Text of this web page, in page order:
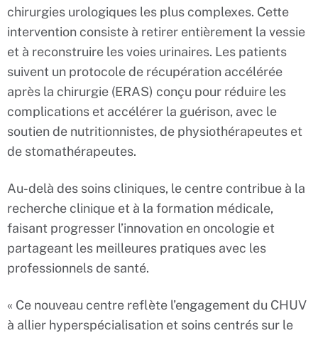
chirurgies urologiques les plus complexes. Cette
intervention consiste à retirer entièrement la vessie
et à reconstruire les voies urinaires. Les patients
suivent un protocole de récupération accélérée
après la chirurgie (ERAS) conçu pour réduire les
complications et accélérer la guérison, avec le
soutien de nutritionnistes, de physiothérapeutes et
de stomathérapeutes.
Au-delà des soins cliniques, le centre contribue à la
recherche clinique et à la formation médicale,
faisant progresser l’innovation en oncologie et
partageant les meilleures pratiques avec les
professionnels de santé.
« Ce nouveau centre reflète l’engagement du CHUV
à allier hyperspécialisation et soins centrés sur le